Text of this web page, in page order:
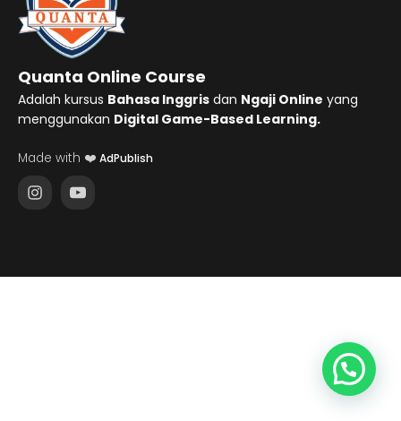
Quanta Online Course
Adalah kursus Bahasa Inggris dan Ngaji Online yang
menggunakan Digital Game-Based Learning.
Made with ❤️ AdPublish